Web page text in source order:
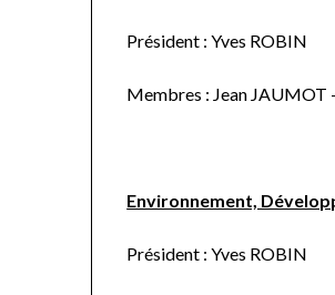
Président : Yves ROBIN
Membres : Jean JAUMOT
Environnement,
Président : Yves ROBIN